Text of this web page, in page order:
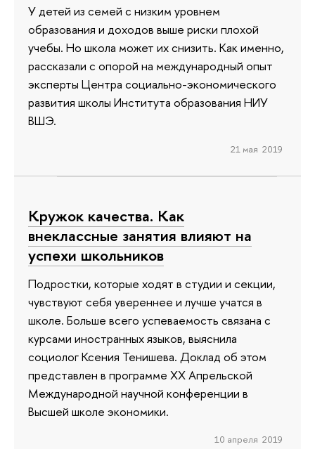
У детей из семей с низким уровнем
образования и доходов выше риски плохой
учебы. Но школа может их снизить. Как именно,
рассказали с опорой на международный опыт
эксперты Центра социально-экономического
развития школы Института образования НИУ
ВШЭ.
21 мая 2019
Кружок качества. Как
внеклассные занятия влияют на
успехи школьников
Подростки, которые ходят в студии и секции,
чувствуют себя увереннее и лучше учатся в
школе. Больше всего успеваемость связана с
курсами иностранных языков, выяснила
социолог Ксения Тенишева. Доклад об этом
представлен в программе ХХ Апрельской
Международной научной конференции в
Высшей школе экономики.
10 апреля 2019